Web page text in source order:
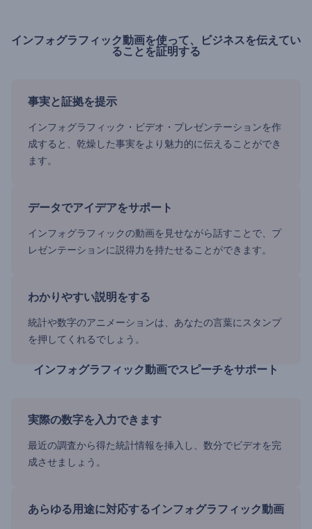
インフォグラフィック動画を使って、ビジネスを伝えてい
ることを証明する
事実と証拠を提示
インフォグラフィック・ビデオ・プレゼンテーションを作
成すると、乾燥した事実をより魅力的に伝えることができ
ます。
データでアイデアをサポート
インフォグラフィックの動画を見せながら話すことで、プ
レゼンテーションに説得力を持たせることができます。
わかりやすい説明をする
統計や数字のアニメーションは、あなたの言葉にスタンプ
を押してくれるでしょう。
インフォグラフィック動画でスピーチをサポート
実際の数字を入力できます
最近の調査から得た統計情報を挿入し、数分でビデオを完
成させましょう。
あらゆる用途に対応するインフォグラフィック動画